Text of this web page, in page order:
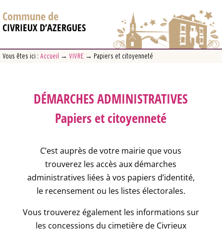
Commune de
CIVRIEUX D’AZERGUES
Vous êtes ici : Accueil → VIVRE → Papiers et citoyenneté
DÉMARCHES ADMINISTRATIVES
Papiers et citoyenneté
C’est auprès de votre mairie que vous
trouverez les accès aux démarches
administratives liées à vos papiers d’identité,
le recensement ou les listes électorales.
Vous trouverez également les informations sur
les concessions du cimetière de Civrieux